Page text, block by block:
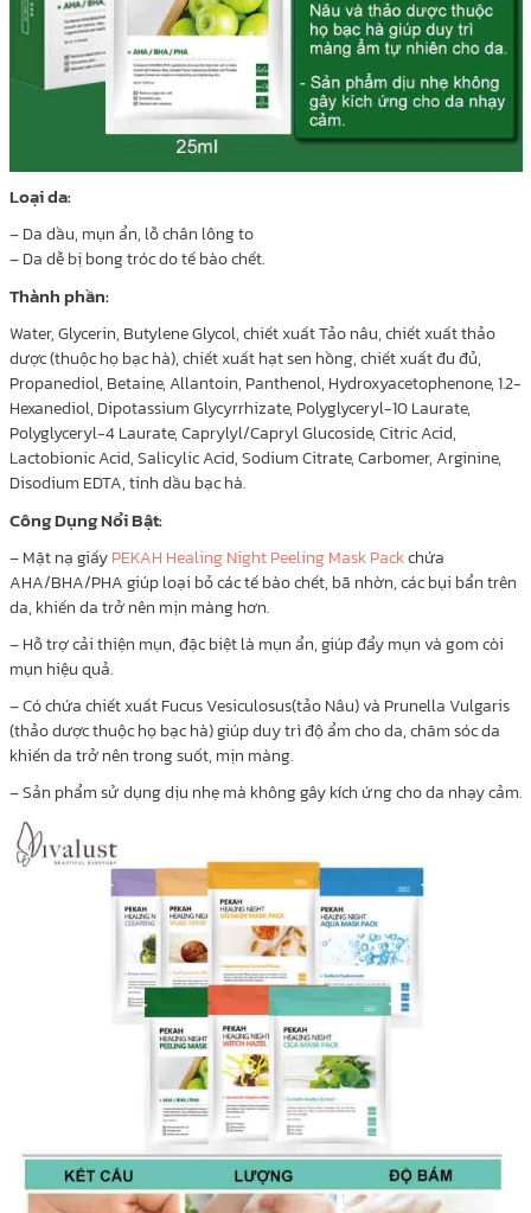
Loại da:
– Da dầu, mụn ẩn, lỗ chân lông to
– Da dễ bị bong tróc do tế bào chết.
Thành phần:
Water, Glycerin, Butylene Glycol, chiết xuất Tảo nâu, chiết xuất thảo
dược (thuộc họ bạc hà), chiết xuất hạt sen hồng, chiết xuất đu đủ,
Propanediol, Betaine, Allantoin, Panthenol, Hydroxyacetophenone, 1.2-
Hexanediol, Dipotassium Glycyrrhizate, Polyglyceryl-10 Laurate,
Polyglyceryl-4 Laurate, Caprylyl/Capryl Glucoside, Citric Acid,
Lactobionic Acid, Salicylic Acid, Sodium Citrate, Carbomer, Arginine,
Disodium EDTA, tinh dầu bạc hà.
Công Dụng Nổi Bật:
– Mặt nạ giấyPEKAH Healing Night Peeling Mask Packchứa
AHA/BHA/PHA giúp loại bỏ các tế bào chết, bã nhờn, các bụi bẩn trên
da, khiến da trở nên mịn màng hơn.
– Hỗ trợ cải thiện mụn, đặc biệt là mụn ẩn, giúp đẩy mụn và gom còi
mụn hiệu quả.
– Có chứa chiết xuất Fucus Vesiculosus(tảo Nâu) và Prunella Vulgaris
(thảo dược thuộc họ bạc hà) giúp duy trì độ ẩm cho da, chăm sóc da
khiến da trở nên trong suốt, mịn màng.
– Sản phẩm sử dụng dịu nhẹ mà không gây kích ứng cho da nhạy cảm.